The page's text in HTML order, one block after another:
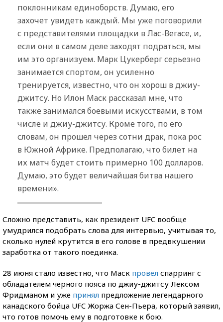
поклонникам единоборств. Думаю, его
захочет увидеть каждый. Мы уже поговорили
с представителями площадки в Лас-Вегасе, и,
если они в самом деле заходят подраться, мы
им это организуем. Марк Цукерберг серьезно
занимается спортом, он усиленно
тренируется, известно, что он хорош в джиу-
джитсу. Но Илон Маск рассказал мне, что
также занимался боевыми искусствами, в том
числе и джиу-джитсу. Кроме того, по его
словам, он прошел через сотни драк, пока рос
в Южной Африке. Предполагаю, что билет на
их матч будет стоить примерно 100 долларов.
Думаю, это будет величайшая битва нашего
времени».
Сложно представить, как президент UFC вообще
умудрился подобрать слова для интервью, учитывая то,
сколько нулей крутится в его голове в предвкушении
заработка от такого поединка.
28 июня стало известно, что Маск провел спарринг с
обладателем черного пояса по джиу-джитсу Лексом
Фридманом и уже принял предложение легендарного
канадского бойца UFC Жоржа Сен-Пьера, который заявил,
что готов помочь ему в подготовке к бою.